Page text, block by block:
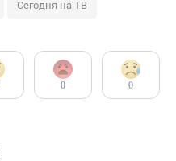
Сегодня на ТВ
0 0